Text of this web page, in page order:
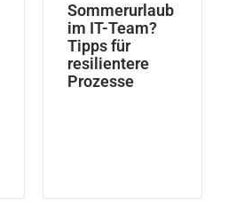
Sommerurlaub
im IT-Team?
Tipps für
resilientere
Prozesse